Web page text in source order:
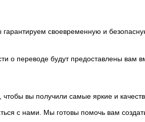
гарантируем своевременную и
о переводе будут предоставлены вам
вы получили самые яркие и
с нами. Мы готовы помочь вам